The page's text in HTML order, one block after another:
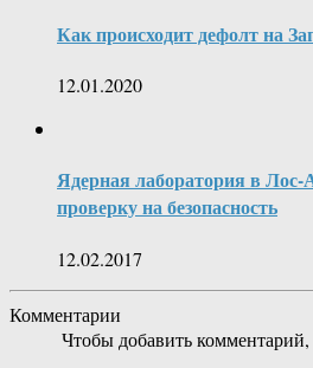
Как происходит дефолт на
12.01.2020
Ядерная лаборатория в
проверку на безопасность
12.02.2017
Комментарии
Чтобы добавить комментарий,